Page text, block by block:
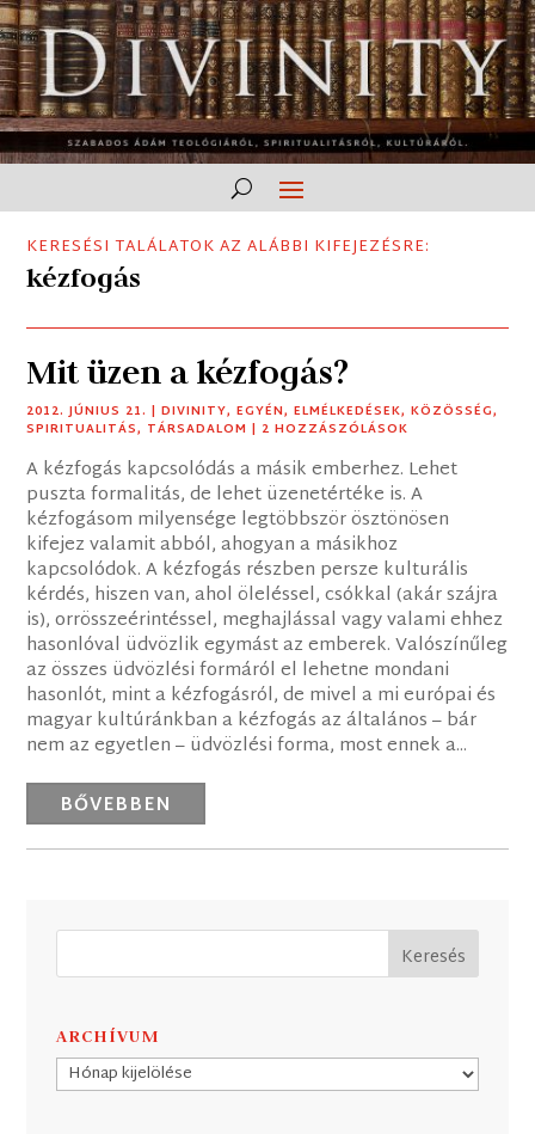
KERESÉSI TALÁLATOK AZ ALÁBBI KIFEJEZÉSRE:
kézfogás
Mit üzen a kézfogás?
2012. JÚNIUS 21. |DIVINITY,EGYÉN,ELMÉLKEDÉSEK,KÖZÖSSÉG,
SPIRITUALITÁS, TÁRSADALOM | 2 HOZZÁSZÓLÁSOK
A kézfogás kapcsolódás a másik emberhez. Lehet
puszta formalitás, de lehet üzenetértéke is. A
kézfogásom milyensége legtöbbször ösztönösen
kifejez valamit abból, ahogyan a másikhoz
kapcsolódok. A kézfogás részben persze kulturális
kérdés, hiszen van, ahol öleléssel, csókkal (akár szájra
is), orrösszeérintéssel, meghajlással vagy valami ehhez
hasonlóval üdvözlik egymást az emberek. Valószínűleg
az összes üdvözlési formáról el lehetne mondani
hasonlót, mint a kézfogásról, de mivel a mi európai és
magyar kultúránkban a kézfogás az általános – bár
nem az egyetlen – üdvözlési forma, most ennek a...
BŐVEBBEN
ARCHÍVUM
Archívum